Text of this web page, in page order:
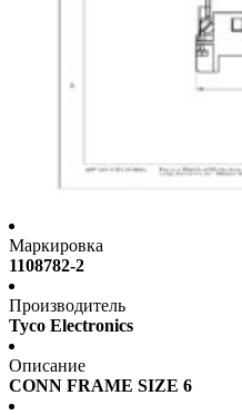
Маркировка
1108782-2
Производитель
Tyco Electronics
Описание
CONN FRAME SIZE 6